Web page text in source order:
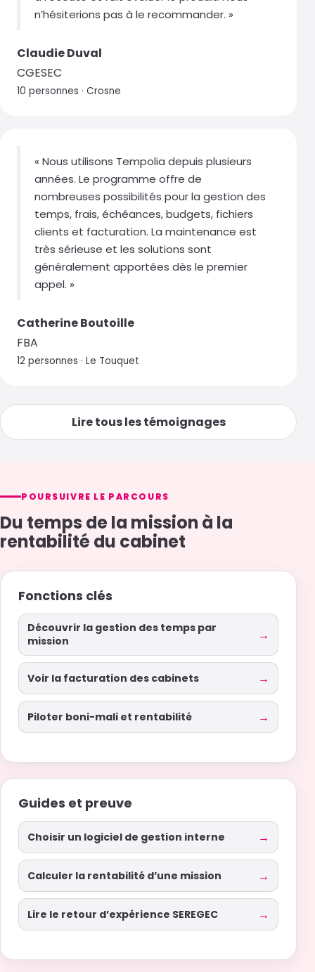
CGESEC
10 personnes · Crosne
années. Le programme offre de
nombreuses possibilités pour la gestion des
temps, frais, échéances, budgets, fichiers
clients et facturation. La maintenance est
très sérieuse et les solutions sont
généralement apportées dès le premier
appel. »
FBA
12 personnes · Le Touquet
Lire tous les témoignages
Du temps de la mission à la
rentabilité du cabinet
Fonctions clés
mission
Voir la facturation des cabinets
Piloter boni-mali et rentabilité
Guides et preuve
Choisir un logiciel de gestion interne
Calculer la rentabilité d’une mission
Lire le retour d’expérience SEREGEC